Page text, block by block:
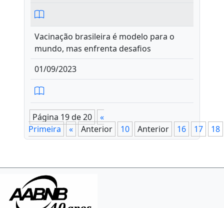
Vacinação brasileira é modelo para o
mundo, mas enfrenta desafios
01/09/2023
Página 19 de 20
«
Primeira
« Anterior 10 Anterior 16 17 18